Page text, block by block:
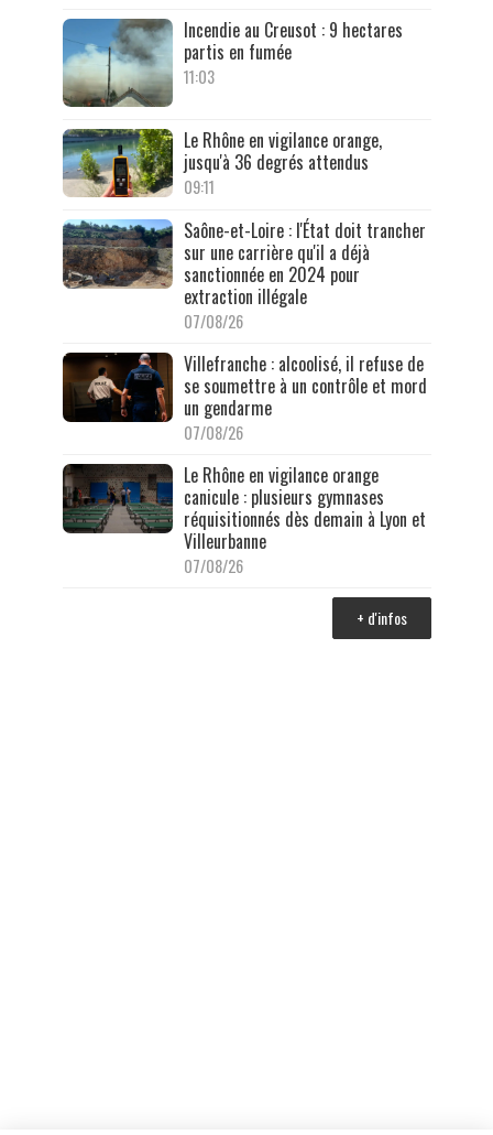
Incendie au Creusot : 9 hectares
partis en fumée
11:03
Le Rhône en vigilance orange,
jusqu'à 36 degrés attendus
09:11
Saône-et-Loire : l'État doit trancher
sur une carrière qu'il a déjà
sanctionnée en 2024 pour
extraction illégale
07/08/26
Villefranche : alcoolisé, il refuse de
se soumettre à un contrôle et mord
un gendarme
07/08/26
Le Rhône en vigilance orange
canicule : plusieurs gymnases
réquisitionnés dès demain à Lyon et
Villeurbanne
07/08/26
+ d'infos